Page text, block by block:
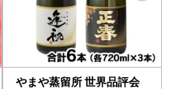
やまや蒸留所 世界品評会